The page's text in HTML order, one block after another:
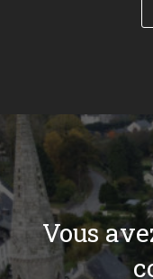
Vous